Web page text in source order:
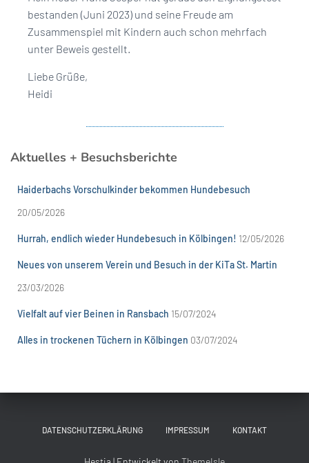
bestanden (Juni 2023) und seine Freude am
Zusammenspiel mit Kindern auch schon mehrfach
unter Beweis gestellt.
Liebe Grüße,
Heidi
Aktuelles + Besuchsberichte
Haiderbachs Vorschulkinder bekommen Hundebesuch
20/05/2026
Hurrah, endlich wieder Hundebesuch in Kölbingen! 12/05/2026
Neues von unserem Verein und Besuch in der KiTa St. Martin
23/03/2026
Vielfalt auf vier Beinen in Ransbach 15/07/2024
Alles in trockenen Tüchern in Kölbingen 03/07/2024
DATENSCHUTZERKLÄRUNG IMPRESSUM KONTAKT